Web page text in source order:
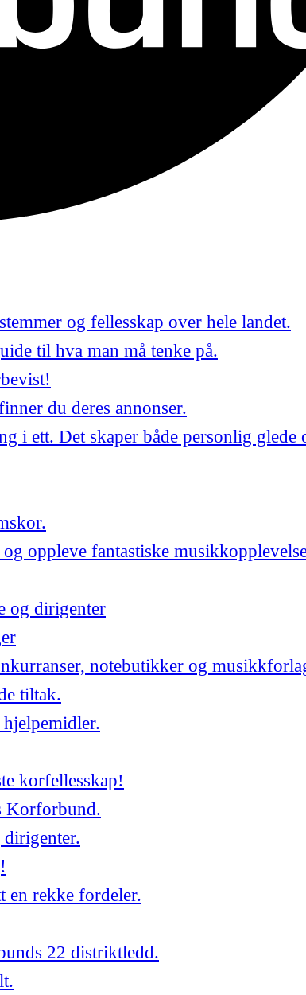
og fellesskap over hele landet.
til hva man må tenke på.
du deres annonser.
i ett. Det skaper både personlig glede
oppleve fantastiske
og dirigenter
notebutikker og
tiltak.
korfellesskap!
Korforbund.
en rekke fordeler.
22 distriktledd.